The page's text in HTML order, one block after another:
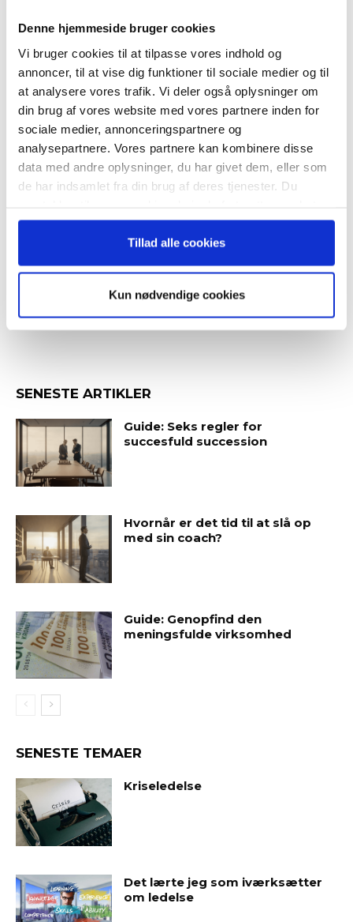
Denne hjemmeside bruger cookies
Vi bruger cookies til at tilpasse vores indhold og
annoncer, til at vise dig funktioner til sociale medier og til
at analysere vores trafik. Vi deler også oplysninger om
din brug af vores website med vores partnere inden for
sociale medier, annonceringspartnere og
analysepartnere. Vores partnere kan kombinere disse
data med andre oplysninger, du har givet dem, eller som
de har indsamlet fra din brug af deres tjenester. Du
anvende vores hjemmeside.
Tillad alle cookies
Kun nødvendige cookies
RELATEREDE ARTIKLER
Guide: Genopfind den
meningsfulde virksomhed
topchefen er på vildspor
SENESTE ARTIKLER
Guide: Seks regler for
succesfuld succession
Hvornår er det tid til at slå op
med sin coach?
Guide: Genopfind den
meningsfulde virksomhed
SENESTE TEMAER
Kriseledelse
Det lærte jeg som iværksætter
om ledelse
nyhedsbrev
– og modtag Ole Borchs bog
“Succes i en dansk bestyrelse”
Bestyrelsesguidens ugentlige nyhedsbrev samt
Tilmeld